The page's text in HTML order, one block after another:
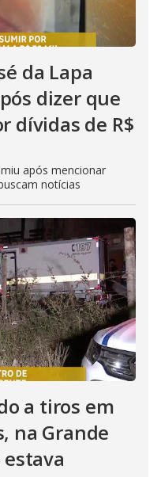
da Lapa
dizer que
dívidas de R$
após mencionar
notícias
a tiros em
na Grande